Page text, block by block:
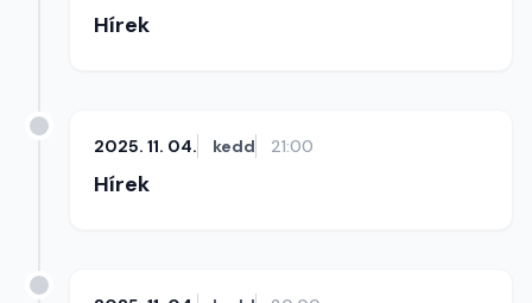
Hírek
2025. 11. 04. kedd 21:00
Hírek